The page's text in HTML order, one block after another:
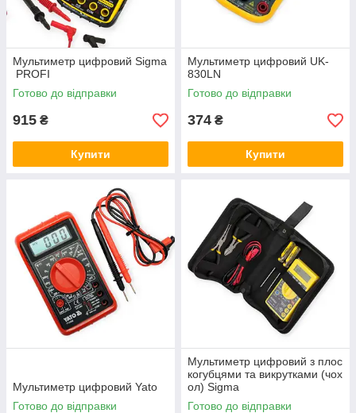
Мультиметр цифровий Sigma
PROFI
Готово до відправки
915 ₴
Купити
Мультиметр цифровий UK-
830LN
Готово до відправки
374 ₴
Купити
Мультиметр цифровий Yato
Готово до відправки
Мультиметр цифровий з плос
когубцями та викрутками (чох
ол) Sigma
Готово до відправки